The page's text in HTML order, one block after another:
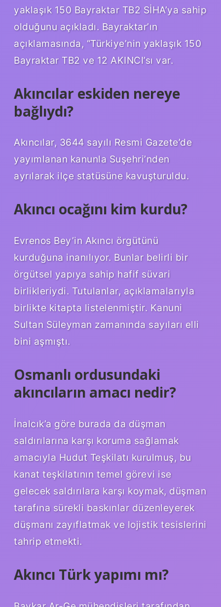
yaklaşık 150 Bayraktar TB2 SİHA’ya sahip
olduğunu açıkladı. Bayraktar’ın
açıklamasında, “Türkiye’nin yaklaşık 150
Bayraktar TB2 ve 12 AKINCI’sı var.
Akıncılar eskiden nereye
bağlıydı?
Akıncılar, 3644 sayılı Resmi Gazete’de
yayımlanan kanunla Suşehri’nden
ayrılarak ilçe statüsüne kavuşturuldu.
Akıncı ocağını kim kurdu?
Evrenos Bey’in Akıncı örgütünü
kurduğuna inanılıyor. Bunlar belirli bir
örgütsel yapıya sahip hafif süvari
birlikleriydi. Tutulanlar, açıklamalarıyla
birlikte kitapta listelenmiştir. Kanuni
Sultan Süleyman zamanında sayıları elli
bini aşmıştı.
Osmanlı ordusundaki
akıncıların amacı nedir?
İnalcık’a göre burada da düşman
saldırılarına karşı koruma sağlamak
amacıyla Hudut Teşkilatı kurulmuş, bu
kanat teşkilatının temel görevi ise
gelecek saldırılara karşı koymak, düşman
tarafına sürekli baskınlar düzenleyerek
düşmanı zayıflatmak ve lojistik tesislerini
tahrip etmekti.
Akıncı Türk yapımı mı?